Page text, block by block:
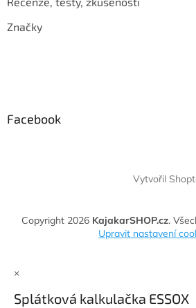
Značky
Facebook
Vytvořil
Copyright 2026 KajakarSHOP.cz.
Upravit nastavení
×
Splátková kalkulačka ESSOX